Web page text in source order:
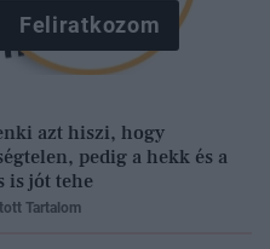
Feliratkozom
azt hiszi, hogy
pedig a hekk és a
is jót tehe
Tartalom